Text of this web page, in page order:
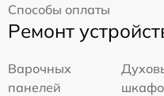
Способы оплаты
Ремонт
Варочных
панелей